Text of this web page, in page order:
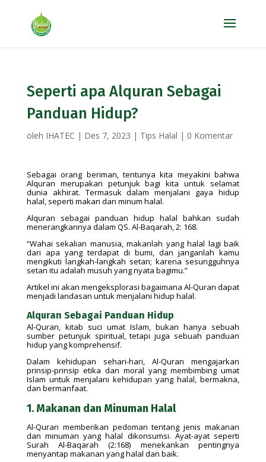
Seperti apa Alquran Sebagai
Panduan Hidup?
oleh IHATEC | Des 7, 2023 | Tips Halal | 0 Komentar
Sebagai orang beriman, tentunya kita meyakini bahwa
Alquran merupakan petunjuk bagi kita untuk selamat
dunia akhirat. Termasuk dalam menjalani gaya hidup
halal, seperti makan dan minum halal.
Alquran sebagai panduan hidup halal bahkan sudah
menerangkannya dalam QS. Al-Baqarah, 2: 168.
“Wahai sekalian manusia, makanlah yang halal lagi baik
dari apa yang terdapat di bumi, dan janganlah kamu
mengikuti langkah-langkah setan; karena sesungguhnya
setan itu adalah musuh yang nyata bagimu.”
Artikel ini akan mengeksplorasi bagaimana Al-Quran dapat
menjadi landasan untuk menjalani hidup halal.
Alquran Sebagai Panduan Hidup
Al-Quran, kitab suci umat Islam, bukan hanya sebuah
sumber petunjuk spiritual, tetapi juga sebuah panduan
hidup yang komprehensif.
Dalam kehidupan sehari-hari, Al-Quran mengajarkan
prinsip-prinsip etika dan moral yang membimbing umat
Islam untuk menjalani kehidupan yang halal, bermakna,
dan bermanfaat.
1. Makanan dan Minuman Halal
Al-Quran memberikan pedoman tentang jenis makanan
dan minuman yang halal dikonsumsi. Ayat-ayat seperti
Surah Al-Baqarah (2:168) menekankan pentingnya
menyantap makanan yang halal dan baik.